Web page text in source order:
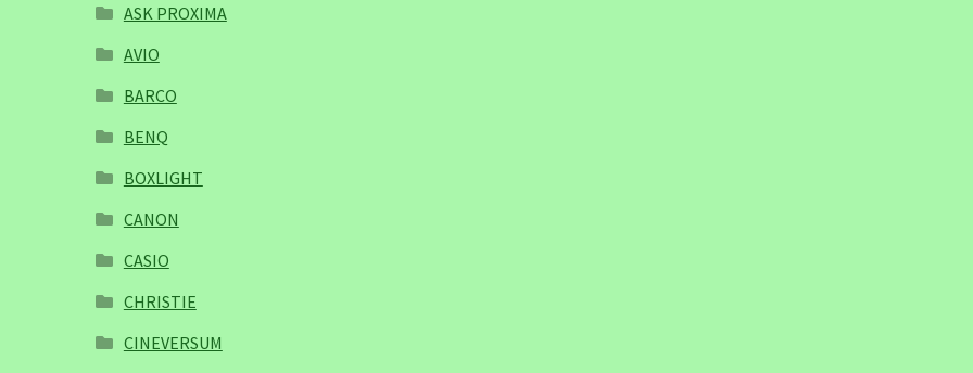
ASK PROXIMA
AVIO
BARCO
BENQ
BOXLIGHT
CANON
CASIO
CHRISTIE
CINEVERSUM